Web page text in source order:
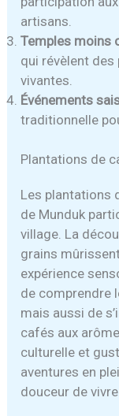
artisans.
Temples moins
qui révèlent
vivantes.
Événements
traditionnelle
Plantations de
Les plantations
de Munduk
village. La
grains
expérience
de comprendre
mais aussi de
cafés aux
culturelle et
aventures en
douceur de